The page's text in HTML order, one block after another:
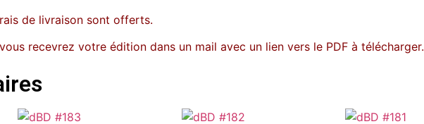
de livraison sont offerts.
recevrez votre édition dans un mail avec un lien vers le PDF à